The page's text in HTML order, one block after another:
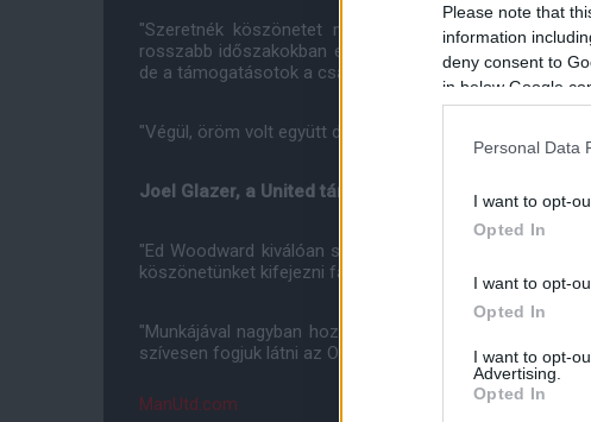
Please note that
information
deny consent to
in below Google
Personal Data
I want to opt-
Opted In
I want to opt-
Opted In
I want to opt-
Advertising.
Opted In
"Szeretnék köszönetet mondani a United
rosszabb időszakokban egyaránt. Tudom, hogy ez egy
de a támogatásotok a csapat felé soha nem került
"Végül, öröm volt együtt dolgozni ennyi csodálatos,
Joel Glazer, a United társelnöke:
"Ed Woodward kiválóan szolgálta a klubot. A United
köszönetünket kifejezni fáradhatatlan munkájáért és
"Munkájával nagyban hozzájárult a klub működéséhez
szívesen fogjuk látni az Old Traffordon."
ManUtd.com